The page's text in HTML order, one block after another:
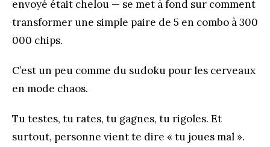
envoyé était chelou — se met à fond sur comment
transformer une simple paire de 5 en combo à 300
000 chips.
C’est un peu comme du sudoku pour les cerveaux
en mode chaos.
Tu testes, tu rates, tu gagnes, tu rigoles. Et
surtout, personne vient te dire « tu joues mal ».